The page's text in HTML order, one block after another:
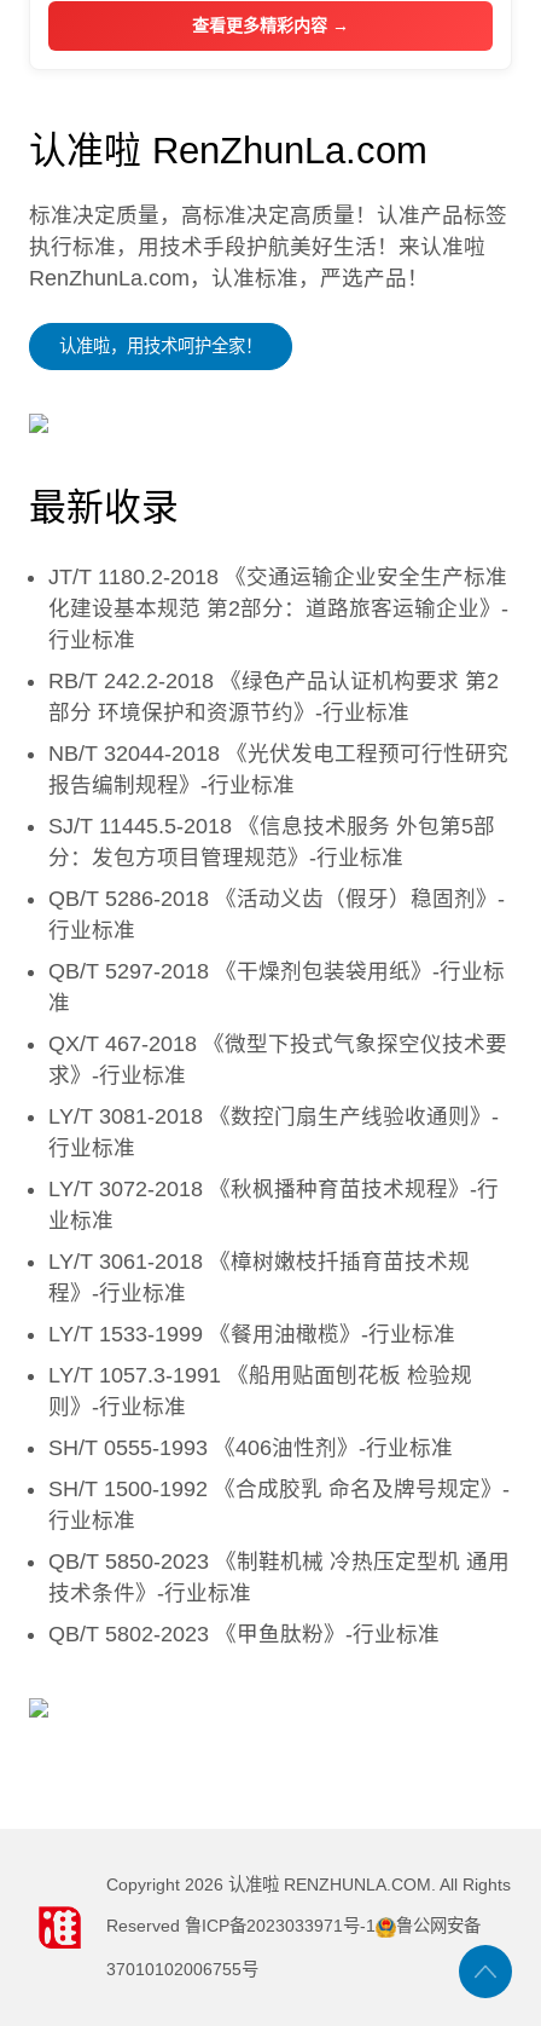
查看更多精彩内容 →
认准啦 RenZhunLa.com
标准决定质量，高标准决定高质量！认准产品标签
执行标准，用技术手段护航美好生活！来认准啦
RenZhunLa.com，认准标准，严选产品！
认准啦，用技术呵护全家！
最新收录
JT/T 1180.2-2018 《交通运输企业安全生产标准
化建设基本规范 第2部分：道路旅客运输企业》-
行业标准
RB/T 242.2-2018 《绿色产品认证机构要求 第2
部分 环境保护和资源节约》-行业标准
NB/T 32044-2018 《光伏发电工程预可行性研究
报告编制规程》-行业标准
SJ/T 11445.5-2018 《信息技术服务 外包第5部
分：发包方项目管理规范》-行业标准
QB/T 5286-2018 《活动义齿（假牙）稳固剂》-
行业标准
QB/T 5297-2018 《干燥剂包装袋用纸》-行业标
准
QX/T 467-2018 《微型下投式气象探空仪技术要
求》-行业标准
LY/T 3081-2018 《数控门扇生产线验收通则》-
行业标准
LY/T 3072-2018 《秋枫播种育苗技术规程》-行
业标准
LY/T 3061-2018 《樟树嫩枝扦插育苗技术规
程》-行业标准
LY/T 1533-1999 《餐用油橄榄》-行业标准
LY/T 1057.3-1991 《船用贴面刨花板 检验规
则》-行业标准
SH/T 0555-1993 《406油性剂》-行业标准
SH/T 1500-1992 《合成胶乳 命名及牌号规定》-
行业标准
QB/T 5850-2023 《制鞋机械 冷热压定型机 通用
技术条件》-行业标准
QB/T 5802-2023 《甲鱼肽粉》-行业标准
Copyright 2026 认准啦 RENZHUNLA.COM. All Rights
Reserved 鲁ICP备2023033971号-1 鲁公网安备
37010102006755号